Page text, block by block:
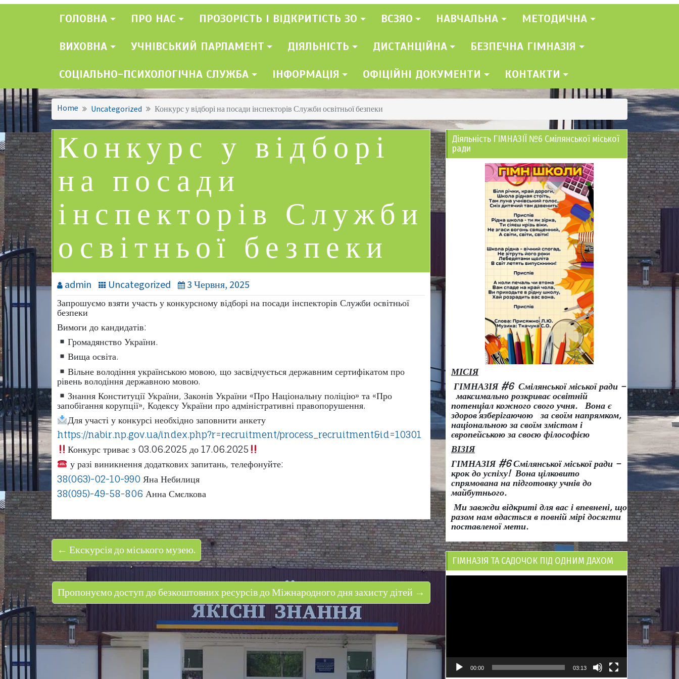
ГОЛОВНА ПРО НАС ПРОЗОРІСТЬ І ВІДКРИТІСТЬ ЗО ВСЗЯО НАВЧАЛЬНА МЕТОДИЧНА
ВИХОВНА УЧНІВСЬКИЙ ПАРЛАМЕНТ ДІЯЛЬНІСТЬ ДИСТАНЦІЙНА БЕЗПЕЧНА ГІМНАЗІЯ
СОЦІАЛЬНО-ПСИХОЛОГІЧНА СЛУЖБА ІНФОРМАЦІЯ ОФІЦІЙНІ ДОКУМЕНТИ КОНТАКТИ
Home Uncategorized Конкурс у відборі на посади інспекторів Служби освітньої безпеки
Конкурс у відборі
на посади
інспекторів Служби
освітньої безпеки
admin Uncategorized 3 Червня, 2025
Запрошуємо взяти участь у конкурсному відборі на посади інспекторів Служби освітньої
безпеки
Вимоги до кандидатів:
Громадянство України.
Вища освіта.
Вільне володіння українською мовою, що засвідчується державним сертифікатом про
рівень володіння державною мовою.
Знання Конституції України, Законів України «Про Національну поліцію» та «Про
запобігання корупції», Кодексу України про адміністративні правопорушення.
Для участі у конкурсі необхідно заповнити анкету
https://nabir.np.gov.ua/index.php?r=recruitment/process_recruitment&id=10301
Конкурс триває з 03.06.2025 до 17.06.2025
у разі виникнення додаткових запитань, телефонуйте:
38(063)-02-10-990 Яна Небилиця
38(095)-49-58-806 Анна Смєлкова
← Екскурсія до міського музею.
Пропонуємо доступ до безкоштовних ресурсів до Міжнародного дня захисту дітей →
Діяльність ГІМНАЗІЇ №6 Смілянської міської
ради
МІСІЯ
ГІМНАЗІЯ #6 Смілянської міської ради –
максимально розкриває освітній
потенціал кожного свого учня.
Вона є
здоров’язберігаючою за своїм напрямком,
національною за своїм змістом і
європейською за своєю філософією
ВІЗІЯ
ГІМНАЗІЯ #6 Смілянської міської ради –
крок до успіху! Вона цілковито
спрямована на підготовку учнів до
майбутнього.
Ми завжди відкриті для вас і впевнені, що
разом нам вдасться в повній мірі досягти
поставленої мети.
ГІМНАЗІЯ ТА САДОЧОК ПІД ОДНИМ ДАХОМ
00:00 03:13